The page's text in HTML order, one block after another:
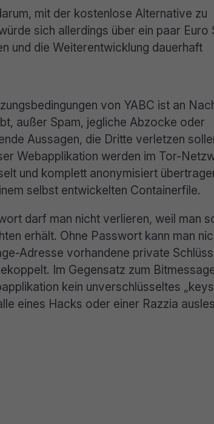
mit der kostenlose Alternative zu
sich allerdings über ein paar Euro
und die Weiterentwicklung dauerhaft
von YABC ist an
außer Spam, jegliche Abzocke oder
Aussagen, die Dritte verletzen
Webapplikation werden im Tor-
und komplett anonymisiert
selbst entwickelten Containerfile.
darf man nicht verlieren, weil man
erhält. Ohne Passwort kann man
Adresse vorhandene private
Im Gegensatz zum
kein unverschlüsseltes
eines Hacks oder einer Razzia